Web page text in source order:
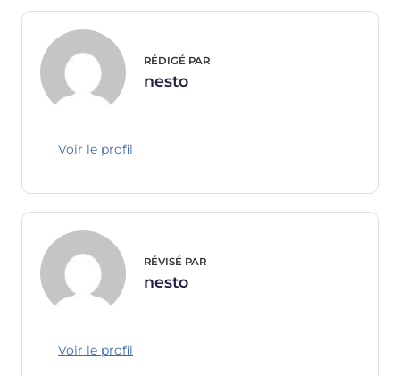
RÉDIGÉ PAR
nesto
Voir le profil
RÉVISÉ PAR
nesto
Voir le profil